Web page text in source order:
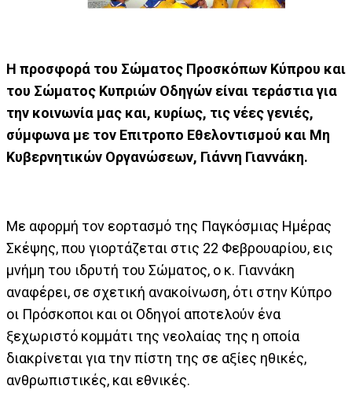
Η προσφορά του Σώματος Προσκόπων Κύπρου και
του Σώματος Κυπριών Οδηγών είναι τεράστια για
την κοινωνία μας και, κυρίως, τις νέες γενιές,
σύμφωνα με τον Επιτροπο Εθελοντισμού και Μη
Κυβερνητικών Οργανώσεων, Γιάννη Γιαννάκη.
Με αφορμή τον εορτασμό της Παγκόσμιας Ημέρας
Σκέψης, που γιορτάζεται στις 22 Φεβρουαρίου, εις
μνήμη του ιδρυτή του Σώματος, ο κ. Γιαννάκη
αναφέρει, σε σχετική ανακοίνωση, ότι στην Κύπρο
οι Πρόσκοποι και οι Οδηγοί αποτελούν ένα
ξεχωριστό κομμάτι της νεολαίας της η οποία
διακρίνεται για την πίστη της σε αξίες ηθικές,
ανθρωπιστικές, και εθνικές.